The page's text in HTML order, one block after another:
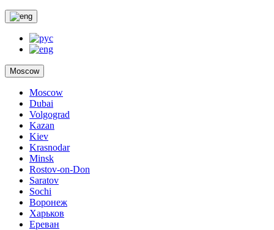
Moscow
Moscow
Dubai
Volgograd
Kazan
Kiev
Krasnodar
Minsk
Rostov-on-Don
Saratov
Sochi
Воронеж
Харьков
Ереван